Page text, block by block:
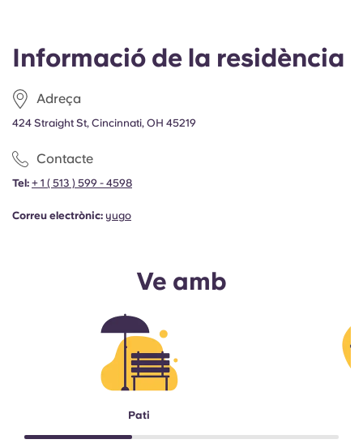
Informació de la residència
Adreça
424 Straight St, Cincinnati, OH 45219
Contacte
Tel: + 1 ( 513 ) 599 - 4598
Correu electrònic: yugo
Ve amb
Pati